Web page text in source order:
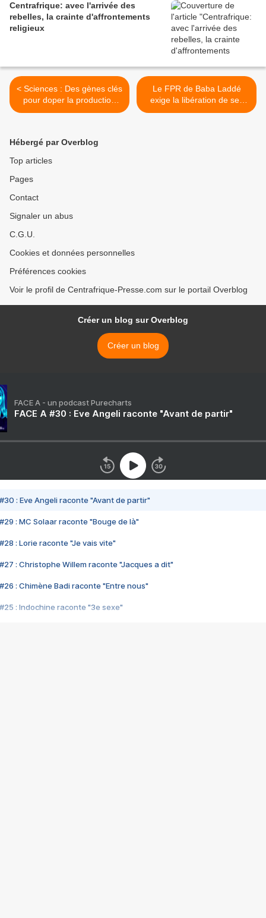
Centrafrique: avec l'arrivée des
rebelles, la crainte d'affrontements
religieux
< Sciences : Des gènes clés
pour doper la production
d’huile de palme ?
Le FPR de Baba Laddé
exige la libération de ses
éléments transférés au
Hébergé par Overblog
Top articles
Pages
Contact
Signaler un abus
C.G.U.
Cookies et données personnelles
Préférences cookies
Voir le profil de Centrafrique-Presse.com sur le portail Overblog
Créer un blog sur Overblog
Créer un blog
FACE A - un podcast Purecharts
FACE A #30 : Eve Angeli raconte "Avant de partir"
#30 : Eve Angeli raconte "Avant de partir"
#29 : MC Solaar raconte "Bouge de là"
#28 : Lorie raconte "Je vais vite"
#27 : Christophe Willem raconte "Jacques a dit"
#26 : Chimène Badi raconte "Entre nous"
#25 : Indochine raconte "3e sexe"